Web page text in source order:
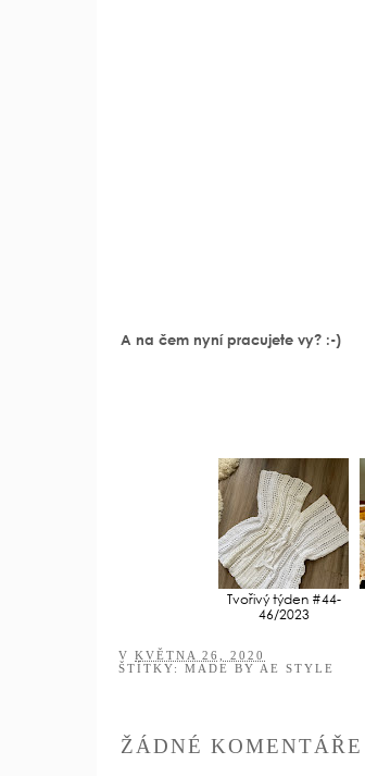
A na čem nyní pracujete vy? :-)
Tvořivý týden #44-
46/2023
V KVĚTNA 26, 2020
ŠTÍTKY: MADE BY AE STYLE
ŽÁDNÉ KOMENTÁŘE